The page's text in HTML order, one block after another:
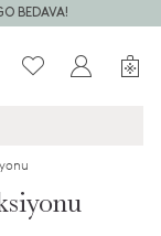
BEDAVA!